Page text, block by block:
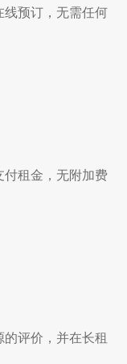
预订，无需任何
租金，无附加费
评价，并在长租